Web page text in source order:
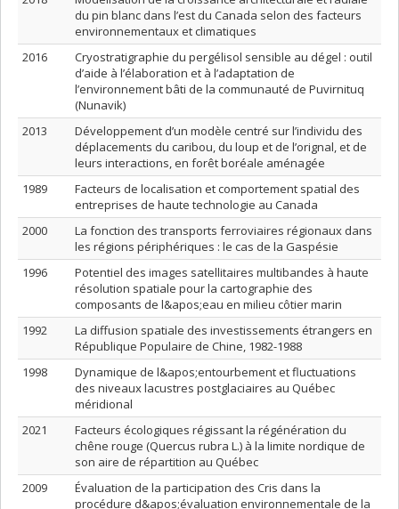
du pin blanc dans l’est du Canada selon des facteurs
environnementaux et climatiques
2016
Cryostratigraphie du pergélisol sensible au dégel : outil
d’aide à l’élaboration et à l’adaptation de
l’environnement bâti de la communauté de Puvirnituq
(Nunavik)
2013
Développement d’un modèle centré sur l’individu des
déplacements du caribou, du loup et de l’orignal, et de
leurs interactions, en forêt boréale aménagée
1989
Facteurs de localisation et comportement spatial des
entreprises de haute technologie au Canada
2000
La fonction des transports ferroviaires régionaux dans
les régions périphériques : le cas de la Gaspésie
1996
Potentiel des images satellitaires multibandes à haute
résolution spatiale pour la cartographie des
composants de l&apos;eau en milieu côtier marin
1992
La diffusion spatiale des investissements étrangers en
République Populaire de Chine, 1982-1988
1998
Dynamique de l&apos;entourbement et fluctuations
des niveaux lacustres postglaciaires au Québec
méridional
2021
Facteurs écologiques régissant la régénération du
chêne rouge (Quercus rubra L.) à la limite nordique de
son aire de répartition au Québec
2009
Évaluation de la participation des Cris dans la
procédure d&apos;évaluation environnementale de la